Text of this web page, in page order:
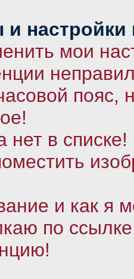
настройки
мои
пояс,
нет в списке!
и как я
по